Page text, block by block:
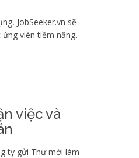
JobSeeker.vn sẽ
viên tiềm năng.
việc và
ty gửi Thư mời làm